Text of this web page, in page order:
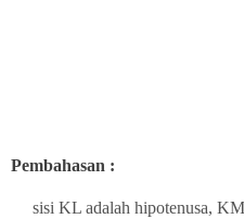
Pembahasan :
sisi KL adalah hipotenusa,